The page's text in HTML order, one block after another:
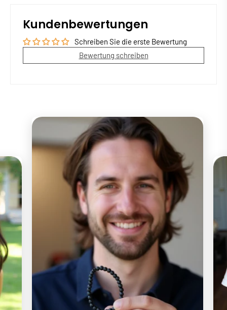
Kundenbewertungen
Schreiben Sie die erste Bewertung
Bewertung schreiben